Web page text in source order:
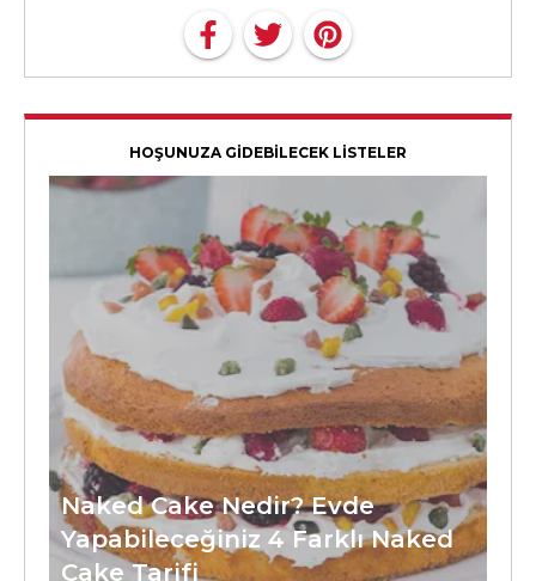
HOŞUNUZA GİDEBİLECEK LİSTELER
Naked Cake Nedir? Evde
Yapabileceğiniz 4 Farklı Naked
Cake Tarifi